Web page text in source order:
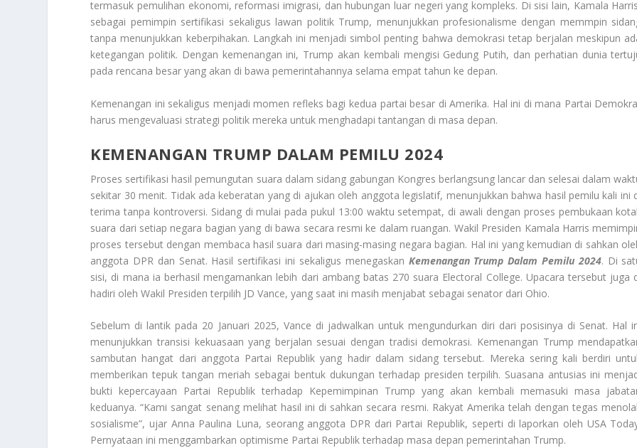
termasuk pemulihan ekonomi, reformasi imigrasi, dan hubungan luar negeri yang kompleks. Di sisi lain, Kamala
sebagai pemimpin sertifikasi sekaligus lawan politik Trump, menunjukkan profesionalisme dengan memmpin
tanpa menunjukkan keberpihakan. Langkah ini menjadi simbol penting bahwa demokrasi tetap berjalan meskipun
ketegangan politik. Dengan kemenangan ini, Trump akan kembali mengisi Gedung Putih, dan perhatian dunia
pada rencana besar yang akan di bawa pemerintahannya selama empat tahun ke depan.
Kemenangan ini sekaligus menjadi momen refleks bagi kedua partai besar di Amerika. Hal ini di mana Partai
harus mengevaluasi strategi politik mereka untuk menghadapi tantangan di masa depan.
KEMENANGAN TRUMP DALAM PEMILU 2024
Proses sertifikasi hasil pemungutan suara dalam sidang gabungan Kongres berlangsung lancar dan selesai dalam
sekitar 30 menit. Tidak ada keberatan yang di ajukan oleh anggota legislatif, menunjukkan bahwa hasil pemilu kali ini
terima tanpa kontroversi. Sidang di mulai pada pukul 13:00 waktu setempat, di awali dengan proses pembukaan
suara dari setiap negara bagian yang di bawa secara resmi ke dalam ruangan. Wakil Presiden Kamala Harris
proses tersebut dengan membaca hasil suara dari masing-masing negara bagian. Hal ini yang kemudian di sahkan
anggota DPR dan Senat. Hasil sertifikasi ini sekaligus menegaskan Kemenangan Trump Dalam Pemilu 2024. Di
sisi, di mana ia berhasil mengamankan lebih dari ambang batas 270 suara Electoral College. Upacara tersebut juga
hadiri oleh Wakil Presiden terpilih JD Vance, yang saat ini masih menjabat sebagai senator dari Ohio.
Sebelum di lantik pada 20 Januari 2025, Vance di jadwalkan untuk mengundurkan diri dari posisinya di Senat. Hal
menunjukkan transisi kekuasaan yang berjalan sesuai dengan tradisi demokrasi. Kemenangan Trump
sambutan hangat dari anggota Partai Republik yang hadir dalam sidang tersebut. Mereka sering kali berdiri
memberikan tepuk tangan meriah sebagai bentuk dukungan terhadap presiden terpilih. Suasana antusias ini
bukti kepercayaan Partai Republik terhadap Kepemimpinan Trump yang akan kembali memasuki masa
keduanya. “Kami sangat senang melihat hasil ini di sahkan secara resmi. Rakyat Amerika telah dengan tegas
sosialisme”, ujar Anna Paulina Luna, seorang anggota DPR dari Partai Republik, seperti di laporkan oleh USA
Pernyataan ini menggambarkan optimisme Partai Republik terhadap masa depan pemerintahan Trump.